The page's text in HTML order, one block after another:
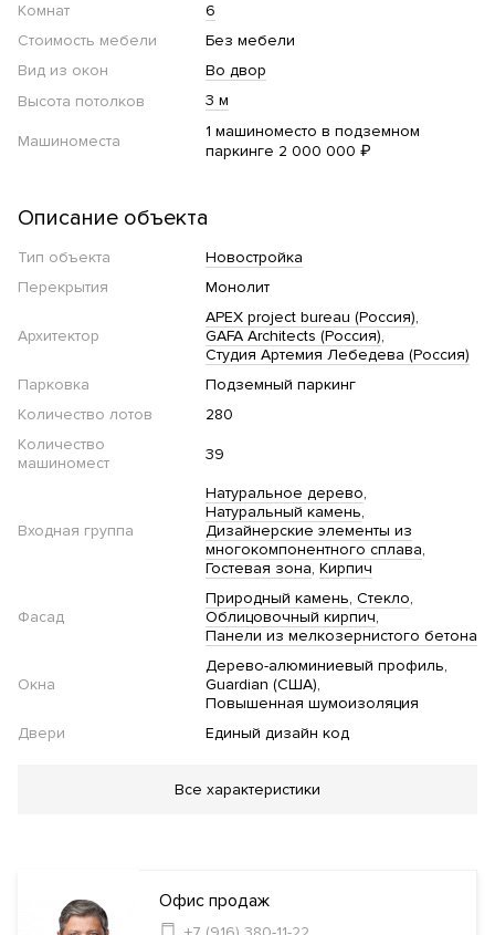
Комнат
6
Стоимость мебели
Без мебели
Вид из окон
Во двор
Высота потолков
3 м
Машиноместа
1 машиноместо в подземном
паркинге 2 000 000 ₽
Описание объекта
Тип объекта
Новостройка
Перекрытия
Монолит
Архитектор
APEX project bureau (Россия)
GAFA Architects (Россия)
Студия Артемия Лебедева (Россия)
Парковка
Подземный паркинг
Количество лотов
280
Количество
машиномест
39
Входная группа
Натуральное дерево
Натуральный камень
Дизайнерские элементы из
многокомпонентного сплава
Гостевая зона Кирпич
Фасад
Природный камень Стекло
Облицовочный кирпич
Панели из мелкозернистого бетона
Окна
Дерево-алюминиевый профиль
Guardian (США)
Повышенная шумоизоляция
Двери
Единый дизайн код
Инфраструктура в доме
Все характеристики
Офис продаж